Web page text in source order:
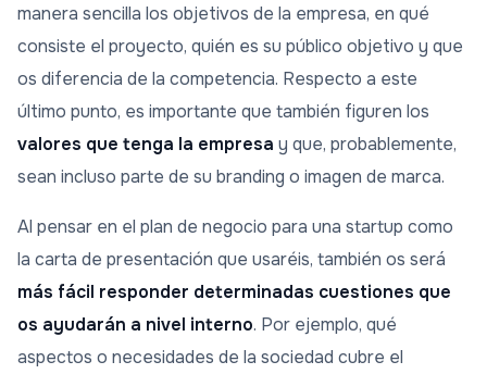
manera sencilla los objetivos de la empresa, en qué
consiste el proyecto, quién es su público objetivo y que
os diferencia de la competencia. Respecto a este
último punto, es importante que también figuren los
valores que tenga la empresa y que, probablemente,
sean incluso parte de su branding o imagen de marca.
Al pensar en el plan de negocio para una startup como
la carta de presentación que usaréis, también os será
más fácil responder determinadas cuestiones que
os ayudarán a nivel interno. Por ejemplo, qué
aspectos o necesidades de la sociedad cubre el